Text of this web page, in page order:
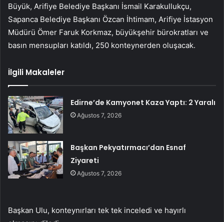
Büyük, Arifiye Belediye Başkanı İsmail Karakullukçu,
Sapanca Belediye Başkanı Özcan İhtimam, Arifiye İstasyon
Müdürü Ömer Faruk Korkmaz, büyükşehir bürokratları ve
basın mensupları katıldı, 250 konteynerden oluşacak.
İlgili Makaleler
Edirne’de Kamyonet Kaza Yaptı: 2 Yaralı
Ağustos 7, 2026
Başkan Pekyatırmacı’dan Esnaf
Ziyareti
Ağustos 7, 2026
Başkan Ulu, konteynırları tek tek inceledi ve hayırlı